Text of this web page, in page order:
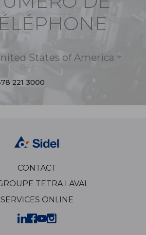
States of America
221 3000
CONTACT
TETRA LAVAL
SERVICES ONLINE